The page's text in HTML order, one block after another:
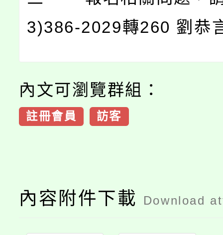
3)386-2029轉260 劉恭
內文可瀏覽群組：
註冊會員 訪客
內容附件下載 Download